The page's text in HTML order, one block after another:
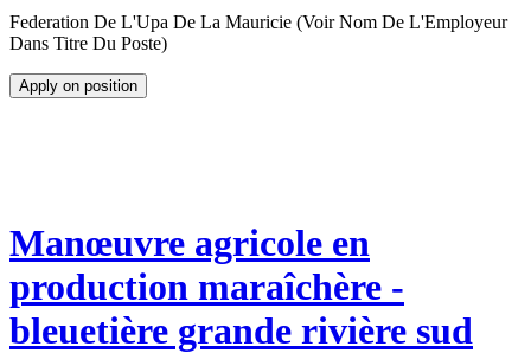
Federation De L'Upa De La Mauricie (Voir Nom De L'Employeur
Dans Titre Du Poste)
Apply on position
Manœuvre agricole en
production maraîchère -
bleuetière grande rivière sud